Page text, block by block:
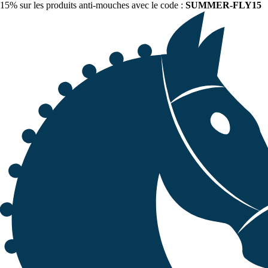
15% sur les produits anti-mouches avec le code : SUMMER-FLY15